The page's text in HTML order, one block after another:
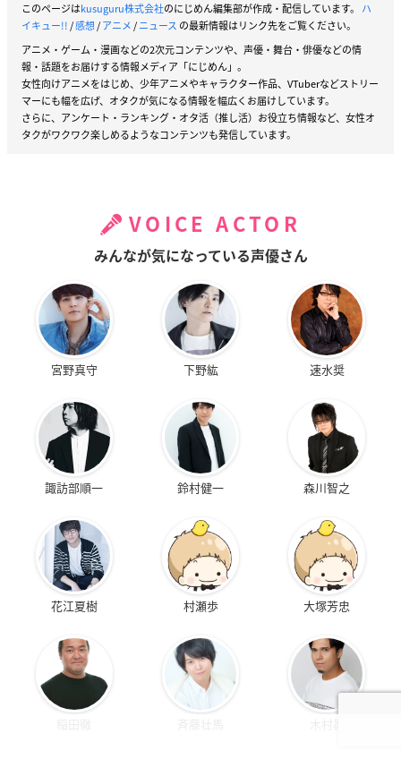
このページはkusuguru株式会社のにじめん編集部が作成・配信しています。 ハ
イキュー!!/感想/アニメ/ニュース の最新情報はリンク先をご覧ください。
アニメ・ゲーム・漫画などの2次元コンテンツや、声優・舞台・俳優などの情
報・話題をお届けする情報メディア「にじめん」。
女性向けアニメをはじめ、少年アニメやキャラクター作品、VTuberなどストリー
マーにも幅を広げ、オタクが気になる情報を幅広くお届けしています。
さらに、アンケート・ランキング・オタ活（推し活）お役立ち情報など、女性オ
タクがワクワク楽しめるようなコンテンツも発信しています。
VOICE ACTOR
みんなが気になっている声優さん
宮野真守 下野紘 速水奨
諏訪部順一 鈴村健一 森川智之
花江夏樹 村瀬歩 大塚芳忠